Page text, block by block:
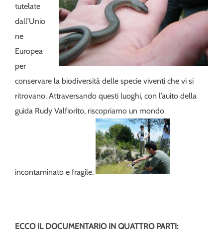
tutelate
dall’Unio
ne
Europea
per
conservare la biodiversità delle specie viventi che vi si
ritrovano. Attraversando questi luoghi, con l’auito della
guida Rudy Valfiorito, riscopriamo un mondo
incontaminato e fragile.
ECCO IL DOCUMENTARIO IN QUATTRO PARTI: